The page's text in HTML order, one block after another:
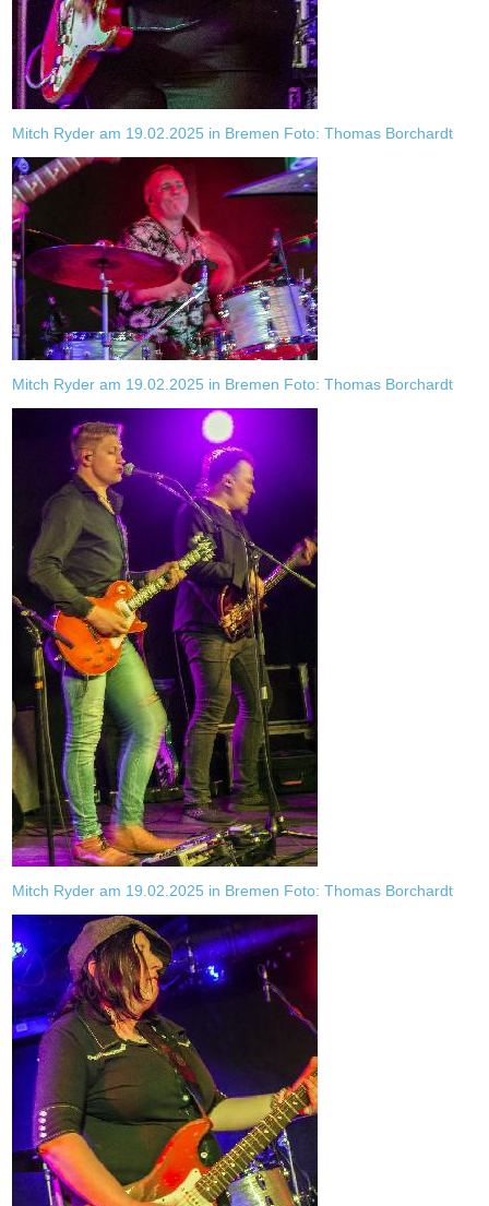
Mitch Ryder am 19.02.2025 in Bremen Foto: Thomas Borchardt
Mitch Ryder am 19.02.2025 in Bremen Foto: Thomas Borchardt
Mitch Ryder am 19.02.2025 in Bremen Foto: Thomas Borchardt